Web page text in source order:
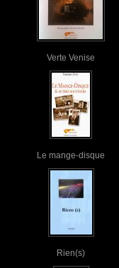
Verte Venise
Le mange-disque
Rien(s)